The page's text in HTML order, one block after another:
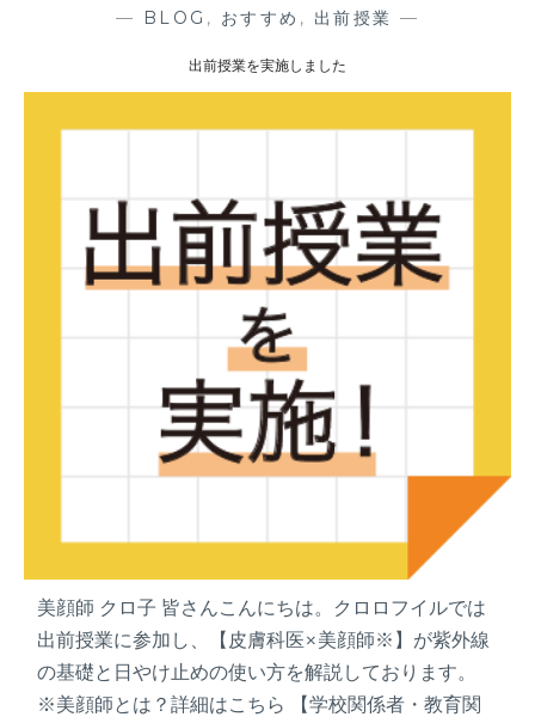
— BLOG , おすすめ , 出前授業 —
出前授業を実施しました
美顔師 クロ子 皆さんこんにちは。クロロフイルでは
出前授業に参加し、【皮膚科医×美顔師※】が紫外線
の基礎と日やけ止めの使い方を解説しております。
※美顔師とは？詳細はこちら 【学校関係者・教育関